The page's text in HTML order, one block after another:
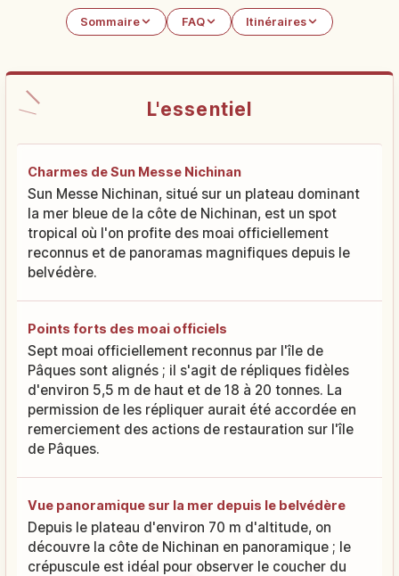
Sommaire FAQ Itinéraires
L'essentiel
Charmes de Sun Messe Nichinan
Sun Messe Nichinan, situé sur un plateau dominant
la mer bleue de la côte de Nichinan, est un spot
tropical où l'on profite des moai officiellement
reconnus et de panoramas magnifiques depuis le
belvédère.
Points forts des moai officiels
Sept moai officiellement reconnus par l'île de
Pâques sont alignés ; il s'agit de répliques fidèles
d'environ 5,5 m de haut et de 18 à 20 tonnes. La
permission de les répliquer aurait été accordée en
remerciement des actions de restauration sur l'île
de Pâques.
Vue panoramique sur la mer depuis le belvédère
Depuis le plateau d'environ 70 m d'altitude, on
découvre la côte de Nichinan en panoramique ; le
crépuscule est idéal pour observer le coucher du